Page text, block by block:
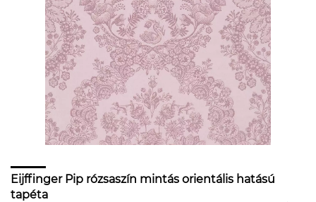
Eijffinger Pip rózsaszín mintás orientális hatású
tapéta